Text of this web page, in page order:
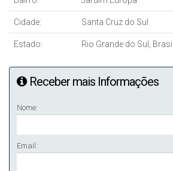
Cidade: Santa Cruz do Sul
Estado: Rio Grande do Sul, Brasil
Receber mais Informações
Nome:
Email: